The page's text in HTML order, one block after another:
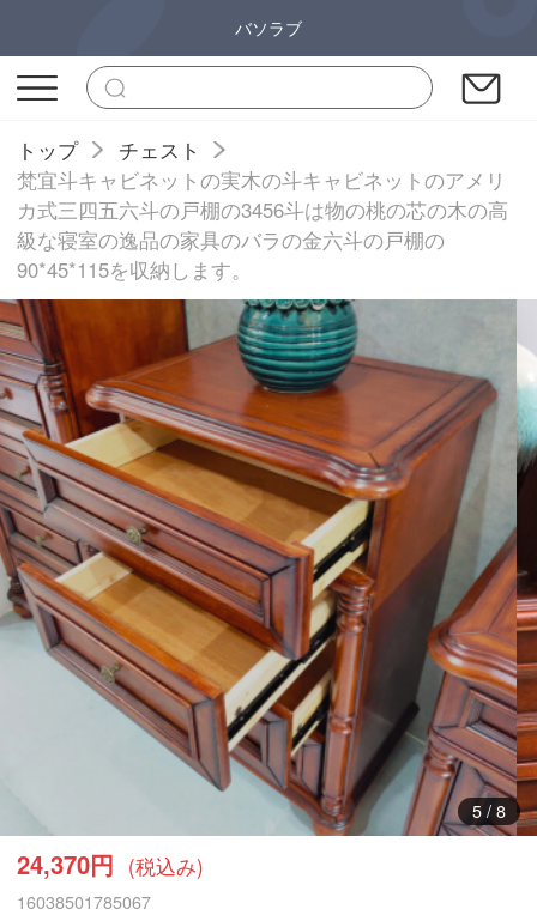
バソラブ
トップ
チェスト
梵宜斗キャビネットの実木の斗キャビネットのアメリ
カ式三四五六斗の戸棚の3456斗は物の桃の芯の木の高
級な寝室の逸品の家具のバラの金六斗の戸棚の
90*45*115を収納します。
5/ 8
24,370円 (税込み)
16038501785067